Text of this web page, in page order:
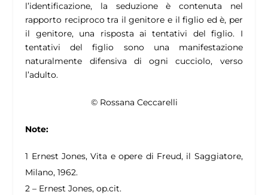
l’identificazione, la seduzione è contenuta nel
rapporto reciproco tra il genitore e il figlio ed è, per
il genitore, una risposta ai tentativi del figlio. I
tentativi del figlio sono una manifestazione
naturalmente difensiva di ogni cucciolo, verso
l’adulto.
© Rossana Ceccarelli
Note:
1 Ernest Jones, Vita e opere di Freud, il Saggiatore,
Milano, 1962.
2 – Ernest Jones, op.cit.